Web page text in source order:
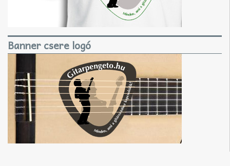
Banner csere logó